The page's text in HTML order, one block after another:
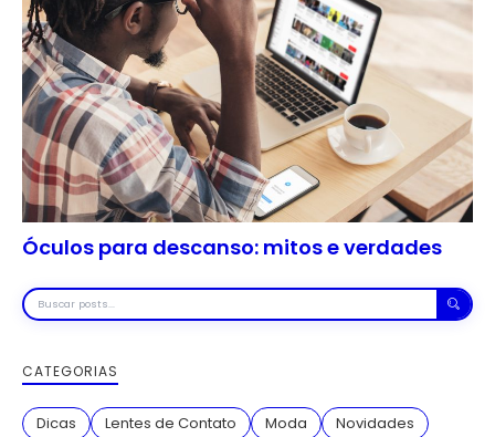
Óculos para descanso: mitos e verdades
Buscar
posts
CATEGORIAS
Dicas Lentes de Contato Moda
Novidades